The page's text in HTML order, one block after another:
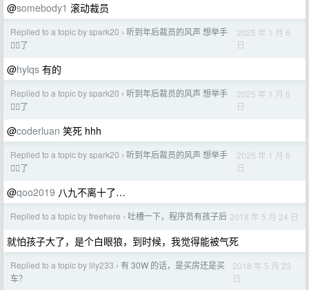
@somebody1 滚动裁员
Replied to a topic by spark20 › 听到年后裁员的风声 想举手
🙋‍♂️了
2025 年 1 月 6
日
@hylqs 有的
Replied to a topic by spark20 › 听到年后裁员的风声 想举手
🙋‍♂️了
2025 年 1 月 6
日
@coderluan 笑死 hhh
Replied to a topic by spark20 › 听到年后裁员的风声 想举手
🙋‍♂️了
2025 年 1 月 6
日
@qoo2019 八九不离十了…
Replied to a topic by freehere › 吐槽一下，程序员有孩子后 2018 年 5 月 24 日
就怕孩子大了，是个白眼狼，到时候，我觉得能被气死
Replied to a topic by lily233 › 有 30W 的话，是买房还是买
车？
2018 年 5 月 23
日